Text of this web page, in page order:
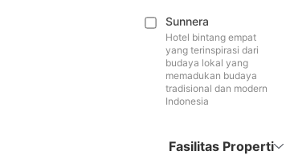
Sunnera
Hotel bintang empat
yang terinspirasi dari
budaya lokal yang
memadukan budaya
tradisional dan modern
Indonesia
Fasilitas Properti